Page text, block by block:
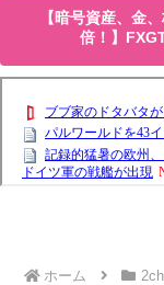
【暗号資産、金
倍！】
ホーム